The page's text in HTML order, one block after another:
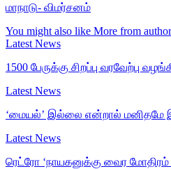
மாநாடு- விமர்சனம்
You might also like More from author
Latest News
1500 பேருக்கு சிறப்பு வரவேற்பு
Latest News
‘மையல்’ இல்லை என்றால் மனிதமே
Latest News
ரெட்ரோ ‘நாயகனுக்கு வைர மோதிரம்